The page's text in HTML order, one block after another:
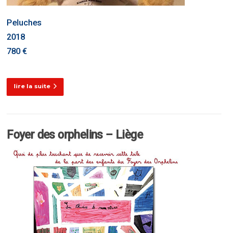
Peluches
2018
780 €
lire la suite
Foyer des orphelins – Liège